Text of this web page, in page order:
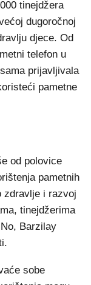
tinejdžera
dugoročnoj
djece. Od
telefon u
prijavljivala
pametne
od polovice
pametnih
zdravlje i razvoj
tinejdžerima
Barzilay
sobe